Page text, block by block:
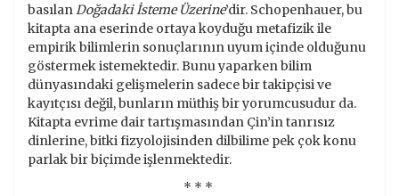
basılanDoğadaki İsteme Üzerine’dir. Schopenhauer, bu
kitapta ana eserinde ortaya koyduğu metafizik ile
empirik bilimlerin sonuçlarının uyum içinde olduğunu
göstermek istemektedir. Bunu yaparken bilim
dünyasındaki gelişmelerin sadece bir takipçisi ve
kayıtçısı değil, bunların müthiş bir yorumcusudur da.
Kitapta evrime dair tartışmasından Çin’in tanrısız
dinlerine, bitki fizyolojisinden dilbilime pek çok konu
parlak bir biçimde işlenmektedir.
* * *